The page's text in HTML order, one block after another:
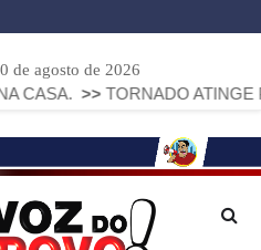
de agosto de 2026
>> TORNADO ATINGE PIRAÍ DO